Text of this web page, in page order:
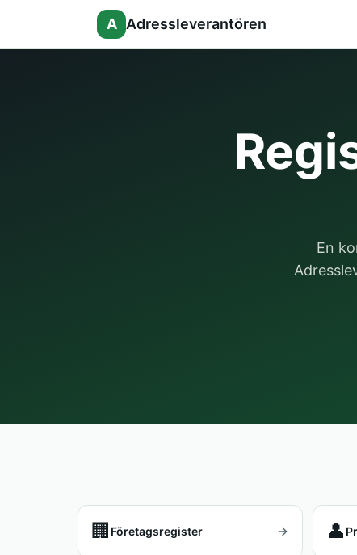
A Adressleverantören
En
🏢 Företagsregister 👤